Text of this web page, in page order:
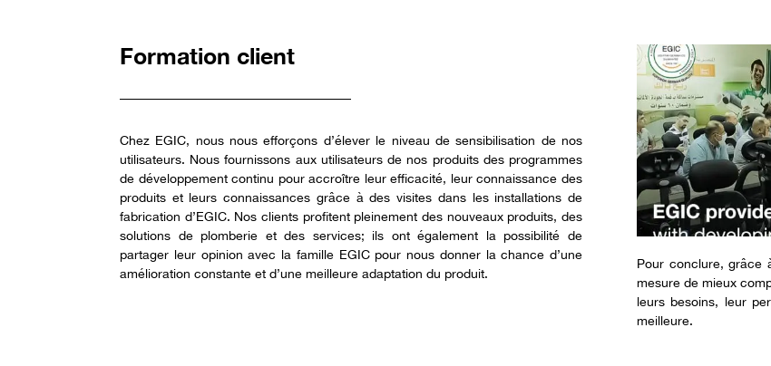
Formation client
Chez EGIC, nous nous efforçons d’élever le niveau de sensibilisation de nos
utilisateurs. Nous fournissons aux utilisateurs de nos produits des programmes
de développement continu pour accroître leur efficacité, leur connaissance des
produits et leurs connaissances grâce à des visites dans les installations de
fabrication d’EGIC. Nos clients profitent pleinement des nouveaux produits, des
solutions de plomberie et des services; ils ont également la possibilité de
partager leur opinion avec la famille EGIC pour nous donner la chance d’une
amélioration constante et d’une meilleure adaptation du produit.
Pour conclure, grâce
mesure de mieux
leurs besoins, leur
meilleure.